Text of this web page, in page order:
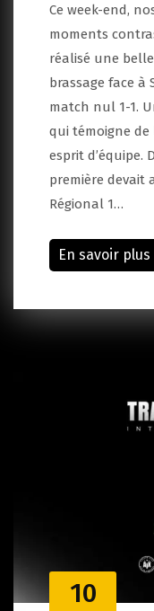
Ce week-end,
moments
réalisé une
brassage face
match nul 1-1.
qui témoigne
esprit d’équipe.
première devait
Régional 1…
En savoir plus
10